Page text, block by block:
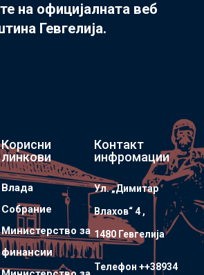
на официјалната веб
Гевгелија.
Корисни
линкови
Влада
Собрание
Министерство за
финансии
Контакт
инфромации
Ул. „Димитар
Влахов“ 4 ,
1480 Гевгелијa
Телефон ++38934